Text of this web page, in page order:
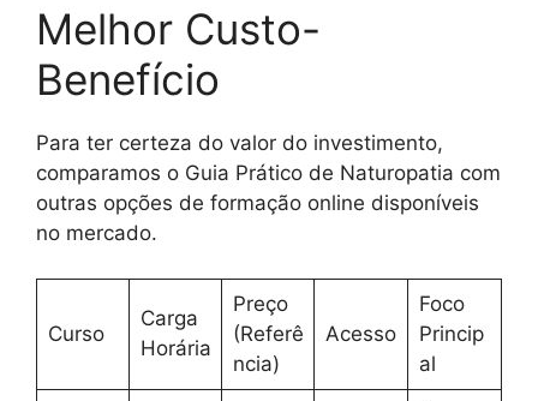
Melhor Custo-
Benefício
Para ter certeza do valor do investimento,
comparamos o Guia Prático de Naturopatia com
outras opções de formação online disponíveis
no mercado.
Curso
Carga
Horária
Preço
(Referê
ncia)
Acesso
Foco
Princip
al